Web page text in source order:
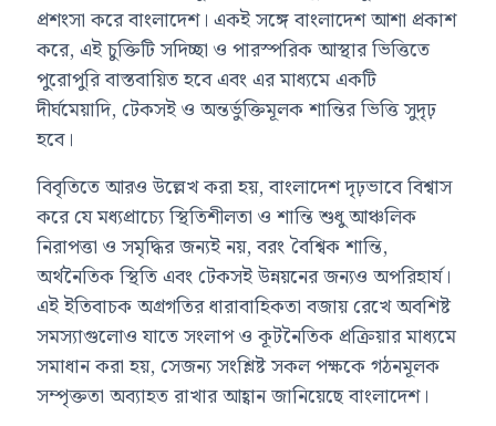
প্রশংসা করে বাংলাদেশ। একই সঙ্গে বাংলাদেশ আশা প্রকাশ
করে, এই চুক্তিটি সদিচ্ছা ও পারস্পরিক আস্থার ভিত্তিতে
পুরোপুরি বাস্তবায়িত হবে এবং এর মাধ্যমে একটি
দীর্ঘমেয়াদি, টেকসই ও অন্তর্ভুক্তিমূলক শান্তির ভিত্তি সুদৃঢ়
হবে।
বিবৃতিতে আরও উল্লেখ করা হয়, বাংলাদেশ দৃঢ়ভাবে বিশ্বাস
করে যে মধ্যপ্রাচ্যে স্থিতিশীলতা ও শান্তি শুধু আঞ্চলিক
নিরাপত্তা ও সমৃদ্ধির জন্যই নয়, বরং বৈশ্বিক শান্তি,
অর্থনৈতিক স্থিতি এবং টেকসই উন্নয়নের জন্যও অপরিহার্য।
এই ইতিবাচক অগ্রগতির ধারাবাহিকতা বজায় রেখে অবশিষ্ট
সমস্যাগুলোও যাতে সংলাপ ও কূটনৈতিক প্রক্রিয়ার মাধ্যমে
সমাধান করা হয়, সেজন্য সংশ্লিষ্ট সকল পক্ষকে গঠনমূলক
সম্পৃক্ততা অব্যাহত রাখার আহ্বান জানিয়েছে বাংলাদেশ।